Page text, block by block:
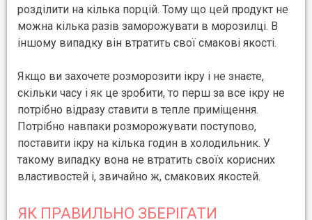
розділити на кілька порцій. Тому що цей продукт не
можна кілька разів заморожувати в морозилці. В
іншому випадку він втратить свої смакові якості.
Якщо ви захочете розморозити ікру і не знаєте,
скільки часу і як це зробити, то перш за все ікру не
потрібно відразу ставити в тепле приміщення.
Потрібно навпаки розморожувати поступово,
поставити ікру на кілька годин в холодильник. У
такому випадку вона не втратить своїх корисних
властивостей і, звичайно ж, смакових якостей.
ЯК ПРАВИЛЬНО ЗБЕРІГАТИ